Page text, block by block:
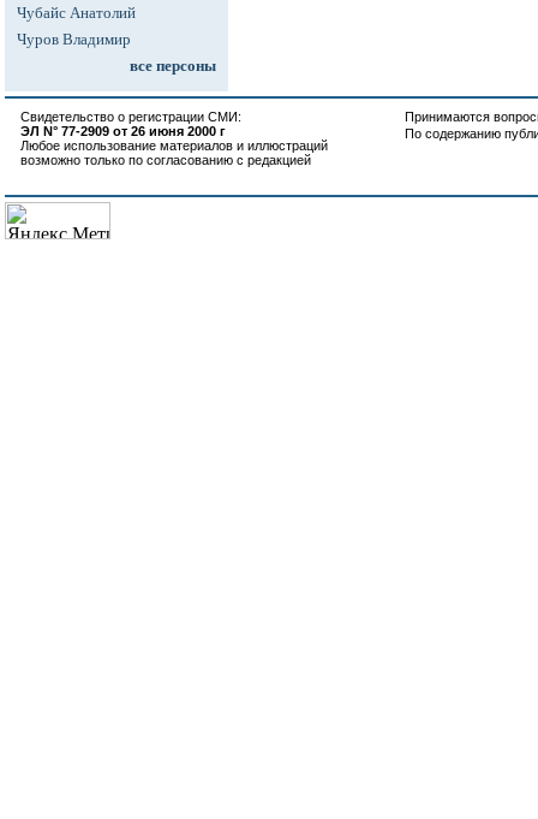
Чубайс Анатолий
Чуров Владимир
все персоны
Свидетельство о регистрации СМИ:
ЭЛ N° 77-2909 от 26 июня 2000 г
Любое использование материалов и иллюстраций
возможно только по согласованию с редакцией
Принимаются
По содержанию